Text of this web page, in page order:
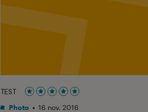
TEST
Noté 5 étoiles sur 5
Photo • 16 nov. 2016